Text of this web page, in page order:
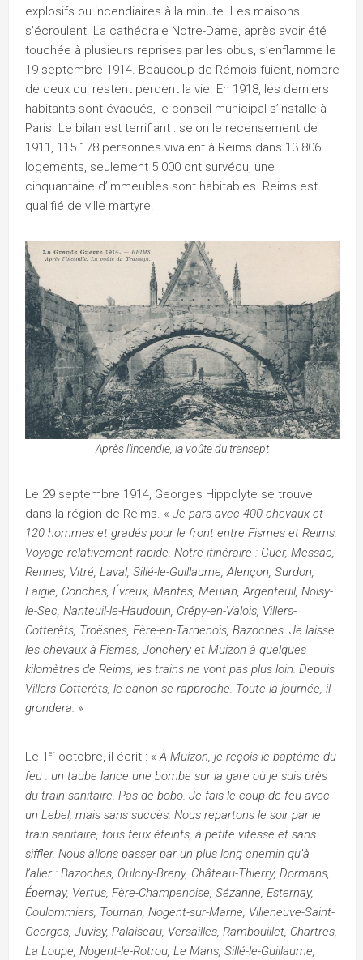
explosifs ou incendiaires à la minute. Les maisons
s’écroulent. La cathédrale Notre-Dame, après avoir été
touchée à plusieurs reprises par les obus, s’enflamme le
19 septembre 1914. Beaucoup de Rémois fuient, nombre
de ceux qui restent perdent la vie. En 1918, les derniers
habitants sont évacués, le conseil municipal s’installe à
Paris. Le bilan est terrifiant : selon le recensement de
1911, 115 178 personnes vivaient à Reims dans 13 806
logements, seulement 5 000 ont survécu, une
cinquantaine d’immeubles sont habitables. Reims est
qualifié de ville martyre.
Après l’incendie, la voûte du transept
Le 29 septembre 1914, Georges Hippolyte se trouve
dans la région de Reims. « Je pars avec 400 chevaux et
120 hommes et gradés pour le front entre Fismes et Reims.
Voyage relativement rapide. Notre itinéraire : Guer, Messac,
Rennes, Vitré, Laval, Sillé-le-Guillaume, Alençon, Surdon,
Laigle, Conches, Évreux, Mantes, Meulan, Argenteuil, Noisy-
le-Sec, Nanteuil-le-Haudouin, Crépy-en-Valois, Villers-
Cotterêts, Troësnes, Fère-en-Tardenois, Bazoches. Je laisse
les chevaux à Fismes, Jonchery et Muizon à quelques
kilomètres de Reims, les trains ne vont pas plus loin. Depuis
Villers-Cotterêts, le canon se rapproche. Toute la journée, il
grondera. »
Le 1 er octobre, il écrit : «À Muizon, je reçois le baptême du
feu : un taube lance une bombe sur la gare où je suis près
du train sanitaire. Pas de bobo. Je fais le coup de feu avec
un Lebel, mais sans succès. Nous repartons le soir par le
train sanitaire, tous feux éteints, à petite vitesse et sans
siffler. Nous allons passer par un plus long chemin qu’à
l’aller : Bazoches, Oulchy-Breny, Château-Thierry, Dormans,
Épernay, Vertus, Fère-Champenoise, Sézanne, Esternay,
Coulommiers, Tournan, Nogent-sur-Marne, Villeneuve-Saint-
Georges, Juvisy, Palaiseau, Versailles, Rambouillet, Chartres,
La Loupe, Nogent-le-Rotrou, Le Mans, Sillé-le-Guillaume,